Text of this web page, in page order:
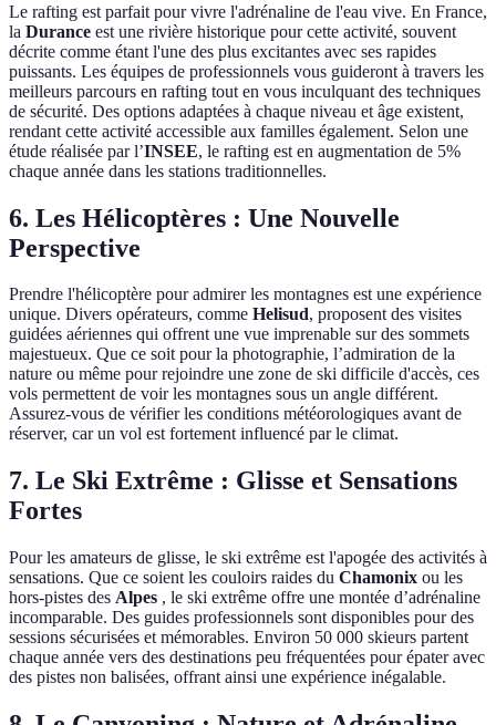
Le rafting est parfait pour vivre l'adrénaline de l'eau vive. En France,
la Durance est une rivière historique pour cette activité, souvent
décrite comme étant l'une des plus excitantes avec ses rapides
puissants. Les équipes de professionnels vous guideront à travers les
meilleurs parcours en rafting tout en vous inculquant des techniques
de sécurité. Des options adaptées à chaque niveau et âge existent,
rendant cette activité accessible aux familles également. Selon une
étude réalisée par l’INSEE, le rafting est en augmentation de 5%
chaque année dans les stations traditionnelles.
6. Les Hélicoptères : Une Nouvelle
Perspective
Prendre l'hélicoptère pour admirer les montagnes est une expérience
unique. Divers opérateurs, comme Helisud, proposent des visites
guidées aériennes qui offrent une vue imprenable sur des sommets
majestueux. Que ce soit pour la photographie, l’admiration de la
nature ou même pour rejoindre une zone de ski difficile d'accès, ces
vols permettent de voir les montagnes sous un angle différent.
Assurez-vous de vérifier les conditions météorologiques avant de
réserver, car un vol est fortement influencé par le climat.
7. Le Ski Extrême : Glisse et Sensations
Fortes
Pour les amateurs de glisse, le ski extrême est l'apogée des activités à
sensations. Que ce soient les couloirs raides du Chamonix ou les
hors-pistes des Alpes , le ski extrême offre une montée d’adrénaline
incomparable. Des guides professionnels sont disponibles pour des
sessions sécurisées et mémorables. Environ 50 000 skieurs partent
chaque année vers des destinations peu fréquentées pour épater avec
des pistes non balisées, offrant ainsi une expérience inégalable.